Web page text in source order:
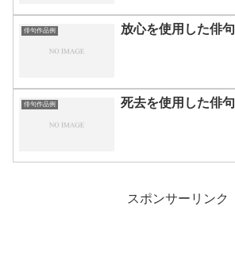
俳句作品例 放心を使用した俳句
俳句作品例 死去を使用した俳句
スポンサーリンク